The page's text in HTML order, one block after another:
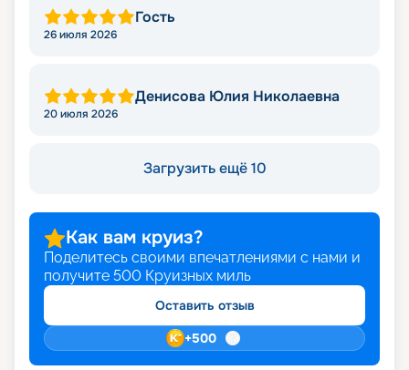
Гость
26 июля 2026
Денисова Юлия Николаевна
20 июля 2026
Загрузить ещё 10
Как вам круиз?
Поделитесь своими впечатлениями с нами и
получите 500 Круизных миль
Оставить отзыв
+500